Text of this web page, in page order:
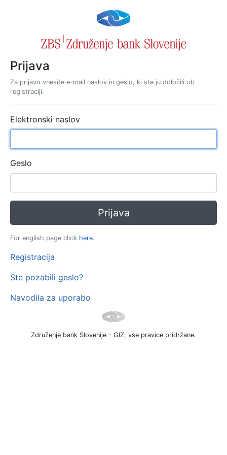
Prijava
Za prijavo vnesite e-mail naslov in geslo, ki ste ju določili ob
registraciji.
Elektronski naslov
Geslo
For english page click here.
Registracija
Ste pozabili geslo?
Navodila za uporabo
Združenje bank Slovenije - GIZ, vse pravice pridržane.